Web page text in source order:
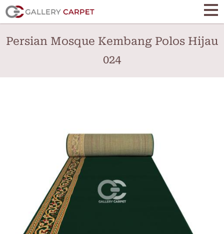
Skip
to
content
Persian Mosque Kembang Polos Hijau
024